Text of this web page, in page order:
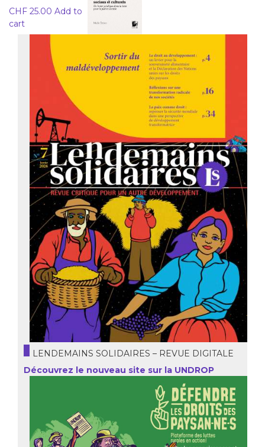
CHF 25.00 Add to
cart
LENDEMAINS SOLIDAIRES – REVUE DIGITALE
Découvrez le nouveau site sur la UNDROP